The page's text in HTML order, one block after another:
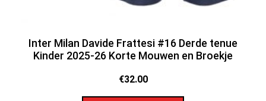
Inter Milan Davide Frattesi #16 Derde tenue
Kinder 2025-26 Korte Mouwen en Broekje
€32.00